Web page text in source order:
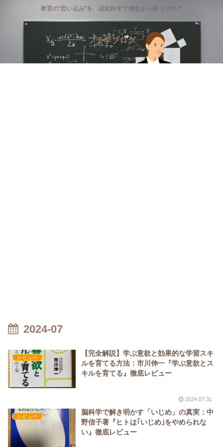
教育の"思い込み"を、認知科学で構造から疑うブログ
プチ学ブログ
2024-07
レビュー
【完全解説】学ぶ意欲と効果的な学習スキ
ルを育てる方法：市川伸一『学ぶ意欲とス
キルを育てる』徹底レビュー
2024.07.31
レビュー
脳科学で解き明かす「いじめ」の真実：中
野信子著『ヒトは｢いじめ｣をやめられな
い』徹底レビュー